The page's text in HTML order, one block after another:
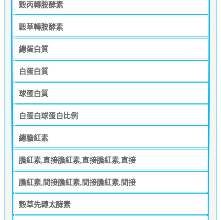
穀丙轉胺酵素
穀草轉胺酵素
總蛋白質
白蛋白質
球蛋白質
白蛋白球蛋白比例
總膽紅素
膽紅素,直接膽紅素,直接膽紅素,直接
膽紅素,間接膽紅素,間接膽紅素,間接
穀草先轉太酵素